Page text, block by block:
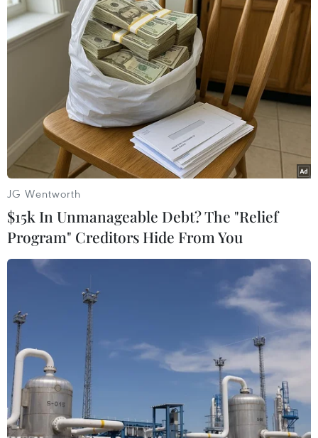
Tổng thư ký NATO Jens Stoltenberg cho biết các
kênh đối thoại ngoại giao với Moskva đã được mở
và NATO đang tiến tới mối quan hệ mang tính xây
dựng hơn với Nga.
Tổng thư ký NATO Jens Stoltenberg. (Nguồn: THX/TTXVN)
Sputnik đưa tin Tổng Thư ký Tổ chức Hiệp ước
Bắc Đại Tây Dương (NATO) Jens Stoltenberg cho
biết các kênh đối thoại ngoại giao với Moskva
đã được mở và NATO đang tiến tới mối quan hệ
mang tính xây dựng hơn với Nga.
JG Wentworth
$15k In Unmanageable Debt? The "Relief
Program" Creditors Hide From You